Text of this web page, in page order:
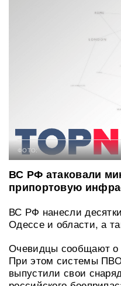
ФОТО:
ВС РФ атаковали
припортовую
ВС РФ нанесли
Одессе и области, а
Очевидцы сообщают о
При этом системы
выпустили свои